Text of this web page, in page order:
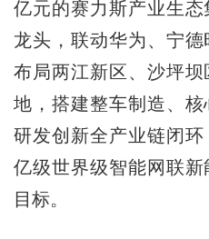
亿元的赛力斯产业生
龙头，联动华为、宁德
布局两江新区、沙坪
地，搭建整车制造、核
研发创新全产业链闭
亿级世界级智能网联
目标。